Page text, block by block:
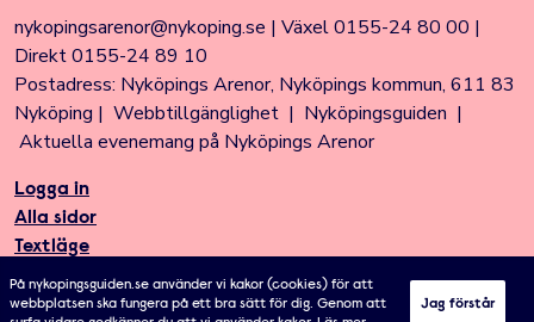
nykopingsarenor@nykoping.se | Växel 0155-24 80 00 |
Direkt 0155-24 89 10
Postadress: Nyköpings Arenor, Nyköpings kommun, 611 83
Nyköping | Webbtillgänglighet | Nyköpingsguiden |
Aktuella evenemang på Nyköpings Arenor
Logga in
Alla sidor
Textläge
På nykopingsguiden.se använder vi kakor (cookies) för att
webbplatsen ska fungera på ett bra sätt för dig. Genom att
Jag förstår